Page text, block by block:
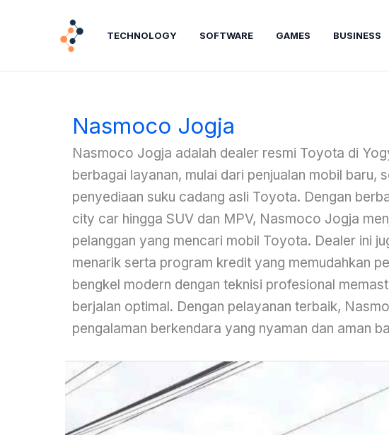
TECHNOLOGY SOFTWARE GAMES BUSINESS
Nasmoco Jogja
Nasmoco Jogja adalah dealer resmi Toyota di
berbagai layanan, mulai dari penjualan mobil baru,
penyediaan suku cadang asli Toyota. Dengan
city car hingga SUV dan MPV, Nasmoco Jogja
pelanggan yang mencari mobil Toyota. Dealer ini
menarik serta program kredit yang memudahkan
bengkel modern dengan teknisi profesional
berjalan optimal. Dengan pelayanan terbaik,
pengalaman berkendara yang nyaman dan aman
Dealer
Toyota
Yogyakarta